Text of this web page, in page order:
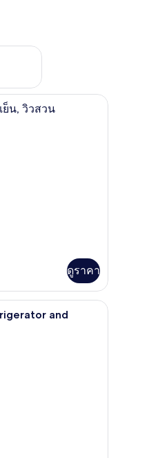
ปดาห์หน้า ส.ค. 14 - ส.ค. 16
ยง, เตารีด/โต๊ะรีดผ้า
นห้องพัก, โต๊ะทำงาน, ห้องเก็บเสียง, เ
ย็น, วิวสวน
ดูราคา
ในห้องพัก, โต๊ะทำงาน, ห้องเก็บเสียง, เ
and